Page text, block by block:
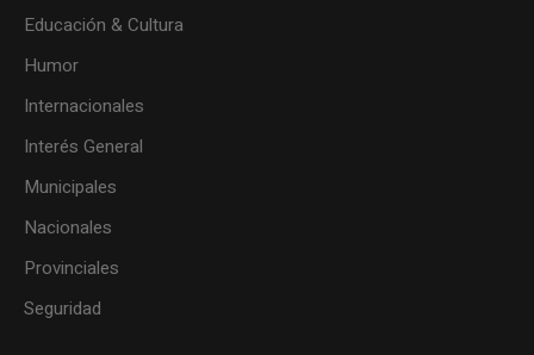
Educación & Cultura
Humor
Internacionales
Interés General
Municipales
Nacionales
Provinciales
Seguridad